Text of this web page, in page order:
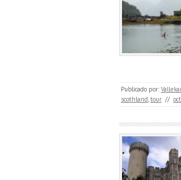
Publicado por:
scothland,tour //